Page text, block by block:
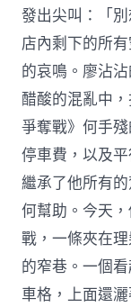
發出尖叫：「
店內剩下的所
的哀鳴。廖沾
醋酸的混亂中
爭奪戰》何手
停車費，以及
繼承了他所有
何幫助。今天
戰，一條夾在
的窄巷。一個
車格，上面還